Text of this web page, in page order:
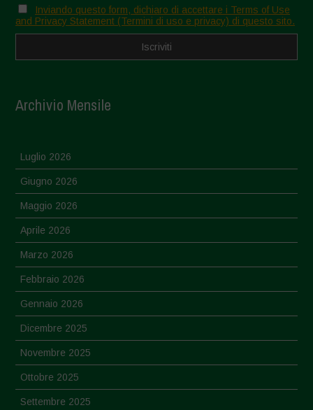
Inviando questo form, dichiaro di accettare i Terms of Use
and Privacy Statement (Termini di uso e privacy) di questo sito.
Archivio Mensile
Luglio 2026
Giugno 2026
Maggio 2026
Aprile 2026
Marzo 2026
Febbraio 2026
Gennaio 2026
Dicembre 2025
Novembre 2025
Ottobre 2025
Settembre 2025